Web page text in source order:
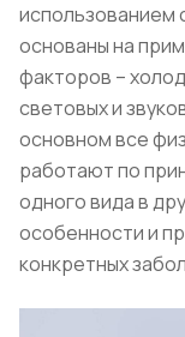
использованием
основаны на
факторов –
световых и
основном все
работают по
одного вида в
особенности и
конкретных